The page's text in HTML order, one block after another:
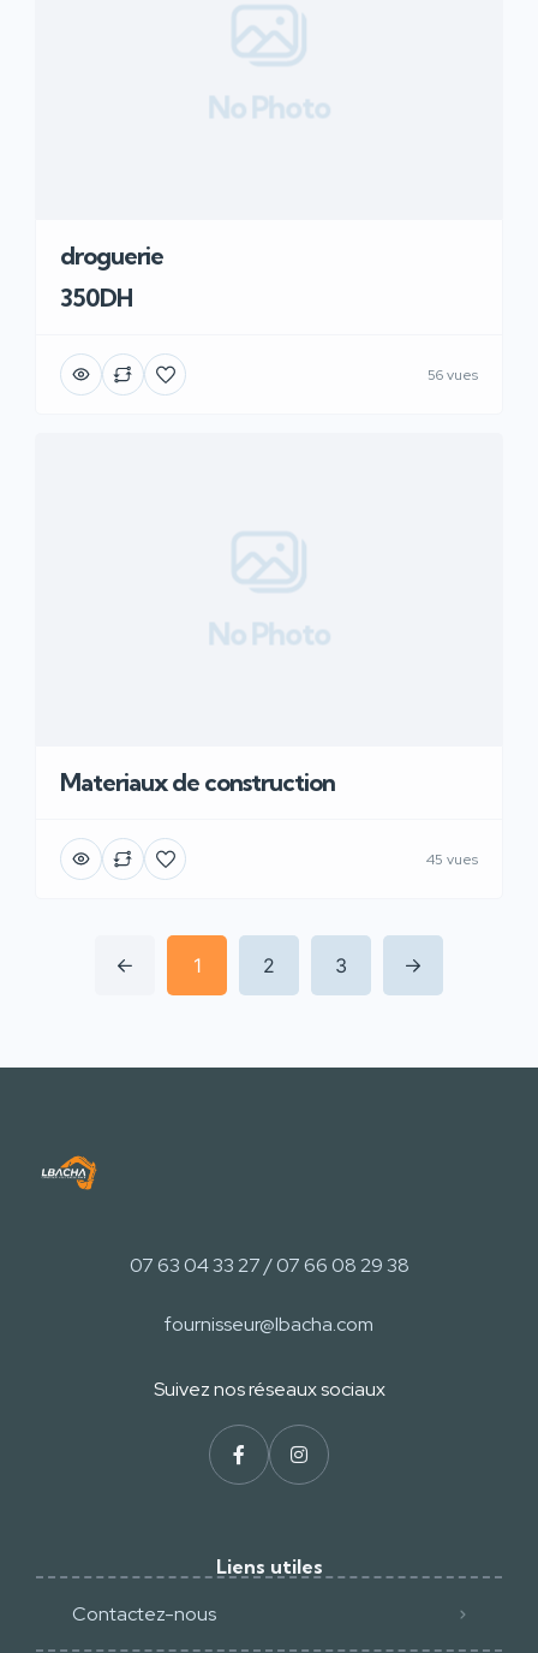
No Photo
droguerie
350DH
56 vues
No Photo
Materiaux de construction
45 vues
1 2 3
07 63 04 33 27 / 07 66 08 29 38
fournisseur@lbacha.com
Suivez nos réseaux sociaux​
Liens utiles
Contactez-nous